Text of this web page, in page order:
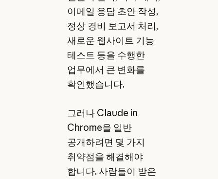
이메일 응답 초안 작성,
정상 경비 보고서 처리,
새로운 웹사이트 기능
테스트 등을 수행한
업무에서 큰 변화를
확인했습니다.
그러나 Claude in
Chrome을 일반
공개하려면 몇 가지
취약점을 해결해야
합니다. 사람들이 받은